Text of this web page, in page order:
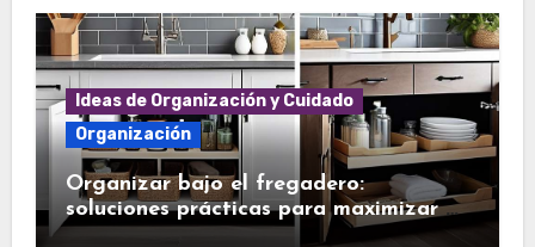
Ideas de Organización y Cuidado
Organización
Organizar bajo el fregadero:
soluciones prácticas para maximizar el
espacio